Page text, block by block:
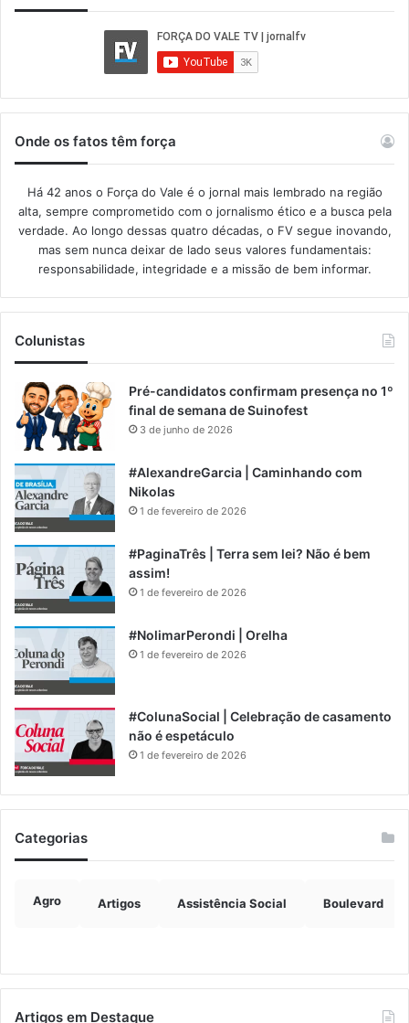
Onde os fatos têm força
Há 42 anos o Força do Vale é o jornal mais lembrado na região
alta, sempre comprometido com o jornalismo ético e a busca pela
verdade. Ao longo dessas quatro décadas, o FV segue inovando,
mas sem nunca deixar de lado seus valores fundamentais:
responsabilidade, integridade e a missão de bem informar.​
Colunistas
Pré-candidatos confirmam presença no 1º
final de semana de Suinofest
3 de junho de 2026
#AlexandreGarcia | Caminhando com
Nikolas
1 de fevereiro de 2026
#PaginaTrês | Terra sem lei? Não é bem
assim!
1 de fevereiro de 2026
#NolimarPerondi | Orelha
1 de fevereiro de 2026
#ColunaSocial | Celebração de casamento
não é espetáculo
1 de fevereiro de 2026
Categorias
Agro Artigos Assistência Social Boulevard
Artigos em Destaque